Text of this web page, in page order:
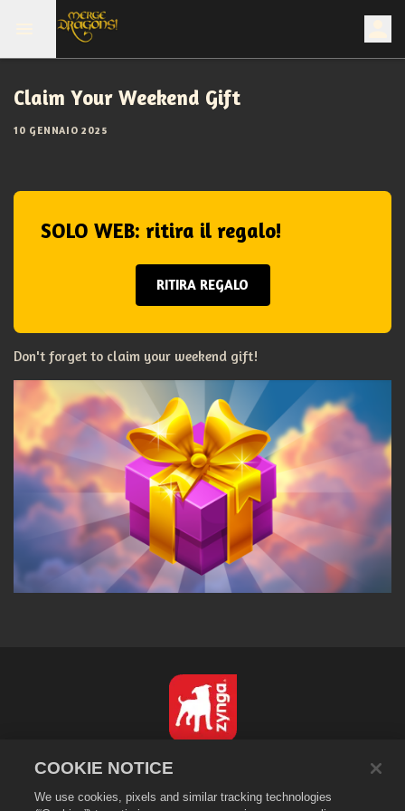
Claim Your Weekend Gift
10 GENNAIO 2025
SOLO WEB: ritira il regalo!
RITIRA REGALO
Don't forget to claim your weekend gift!
Informativa sulla privacy
COOKIE NOTICE
We use cookies, pixels and similar tracking technologies